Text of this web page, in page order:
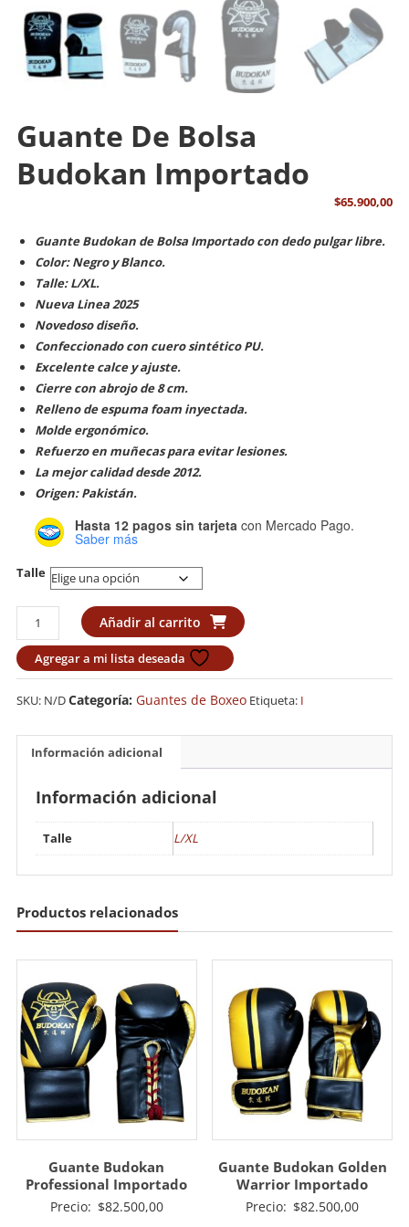
Guante De Bolsa
Budokan Importado
$65.900,00
Guante Budokan de Bolsa Importado con dedo pulgar libre.
Color: Negro y Blanco.
Talle:L/XL.
Nueva Linea 2025
Novedoso diseño.
Confeccionado con cuero sintético PU.
Excelente calce y ajuste.
Cierre con abrojo de 8 cm.
Relleno de espuma foam inyectada.
Molde ergonómico.
Refuerzo en muñecas para evitar lesiones.
La mejor calidad desde 2012.
Origen: Pakistán.
Hasta 12 pagos sin tarjetacon Mercado Pago.
Saber más
Talle
Guante
de
Bolsa
Budokan
Importado
Añadir al carrito
Agregar a mi lista deseada
SKU: N/DCategoría: Guantes de Boxeo Etiqueta: I
Información adicional
Información adicional
Talle L/XL
Productos relacionados
Guante Budokan
Professional Importado
Precio: $82.500,00
Guante Budokan Golden
Warrior Importado
Precio: $82.500,00